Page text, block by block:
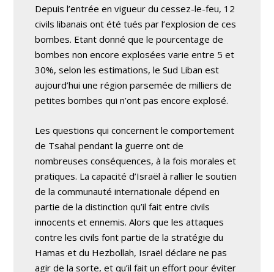
Depuis l’entrée en vigueur du cessez-le-feu, 12
civils libanais ont été tués par l’explosion de ces
bombes. Etant donné que le pourcentage de
bombes non encore explosées varie entre 5 et
30%, selon les estimations, le Sud Liban est
aujourd’hui une région parsemée de milliers de
petites bombes qui n’ont pas encore explosé.
Les questions qui concernent le comportement
de Tsahal pendant la guerre ont de
nombreuses conséquences, à la fois morales et
pratiques. La capacité d’Israël à rallier le soutien
de la communauté internationale dépend en
partie de la distinction qu’il fait entre civils
innocents et ennemis. Alors que les attaques
contre les civils font partie de la stratégie du
Hamas et du Hezbollah, Israël déclare ne pas
agir de la sorte, et qu’il fait un effort pour éviter